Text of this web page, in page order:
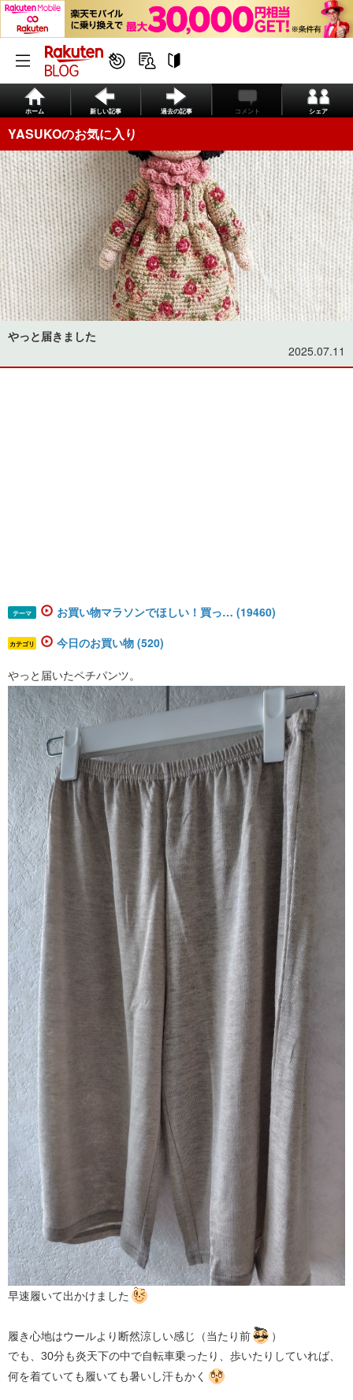
ホーム 新しい記事 過去の記事 コメント シェア
YASUKOのお気に入り
やっと届きました
2025.07.11
テーマ お買い物マラソンでほしい！買っ… (19460)
カテゴリ 今日のお買い物 (520)
やっと届いたペチパンツ。
早速履いて出かけました
履き心地はウールより断然涼しい感じ（当たり前
）
でも、30分も炎天下の中で自転車乗ったり、歩いたりしていれば、
何を着ていても履いても暑いし汗もかく